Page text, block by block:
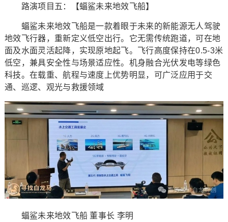
路演项目五：【蝠鲨未来地效飞船】
蝠鲨未来地效飞船是一款着眼于未来的新能源无人驾驶
地效飞行器，重新定义低空出行。它无需传统跑道，可在地
面及水面灵活起降，实现原地起飞。飞行高度保持在0.5-3米
低空，兼具安全性与场景适应性。机身融合光伏发电等绿色
科技。在载重、航程与速度上优势明显，可广泛应用于交
通、巡逻、观光与救援领域
蝠鲨未来地效飞船 董事长 李明